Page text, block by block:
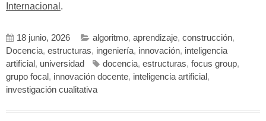
Internacional .
18 junio, 2026 algoritmo, aprendizaje, construcción,
Docencia, estructuras, ingeniería, innovación, inteligencia
artificial, universidad docencia, estructuras, focus group,
grupo focal, innovación docente, inteligencia artificial,
investigación cualitativa